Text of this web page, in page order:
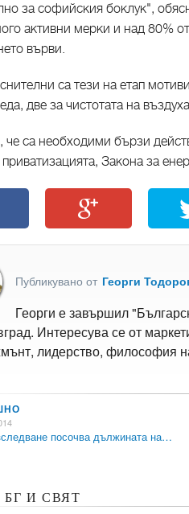
за софийския боклук",
активни мерки и над 80%
върви.
са тези на етап
две за чистотата на
че са необходими бързи
Закона за
Публикувано от Георги
Георги е завършил
Интересува се от
лидерство, философия
посочва дължината на…
И СВЯТ